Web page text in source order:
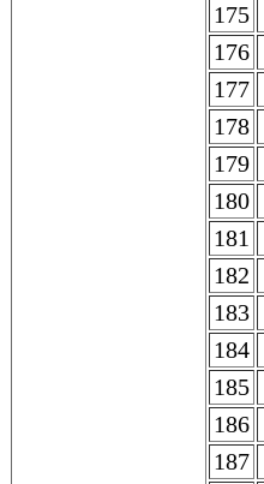
175
176
177
178
179
180
181
182
183
184
185
186
187